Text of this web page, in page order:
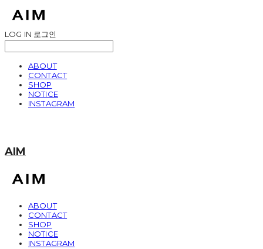
LOG IN 로그인
ABOUT
CONTACT
SHOP
NOTICE
INSTAGRAM
AIM
ABOUT
CONTACT
SHOP
NOTICE
INSTAGRAM